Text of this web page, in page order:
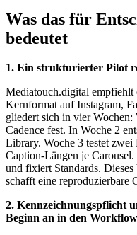
Was das für
bedeutet
1. Ein strukturierter Pilot
Mediatouch.digital empfiehlt
Kernformat auf Instagram,
gliedert sich in vier
Cadence fest. In Woche 2
Library. Woche 3 testet
Caption-Längen je
und fixiert Standards.
schafft eine reproduzierbare
2. Kennzeichnungspflicht
Beginn an in den Workflow